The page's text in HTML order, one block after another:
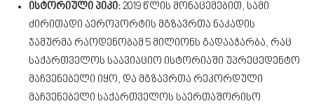
ისტორიული პიკი:2019 წლის მონაცემებით, სამი
ძირითადი აეროპორტის მგზავრთა ნაკადის
ჯამურმა რაოდენობამ 5 მილიონს გადააჭარბა, რაც
საქართველოს საავიაციო ისტორიაში უპრეცედენტო
მაჩვენებელი იყო, და მგზავრთა რეკორდული
მაჩვენებელი საქართველოს საერთაშორისო